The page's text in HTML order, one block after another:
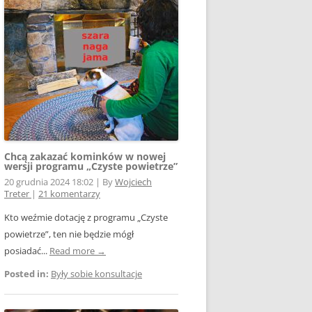
WSPÓŁPRACY
Z SIECIĄ
FOTOWOLTAICE –
TKWI
ROZLICZENIA
– JAK ŻYĆ?
Chcą zakazać kominków w nowej
wersji programu „Czyste powietrze”
20 grudnia 2024 18:02 | ByWojciech
Treter | 21 komentarzy
Kto weźmie dotację z programu „Czyste
powietrze”, ten nie będzie mógł
posiadać... Read more →
Posted in: Były sobie konsultacje